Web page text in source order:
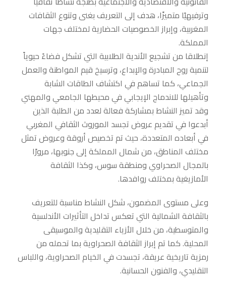
وترفيهيًا متميزًا، هدف إلى التعريف بغنى وتنوع الثقافات
المغربية، وإبراز الخصوصيات الحضارية لمختلف جهات
المملكة.
إنطلاقا من تشجيع الأندية الطلابية التي تشكل فضاءً حيوياً
لتنمية روح المبادرة والإبداع، وترسيخ قيم المواطنة والعمل
الجماعي، كما تساهم في اكتشاف الطاقات الشابة
وتأهيلها للاندماج الإيجابي في محيطها الجامعي والمهني
وقد تميز النشاط بمشاركة فعالة لعدد من الطلبة الذين
أبدعوا في تقديم عروض تجسد الموروث الثقافي المغربي
في أبعاده المتعددة، حيث تم تخصيص أروقة وعروض تمثل
مختلف المناطق، من شمال المملكة إلى جنوبها، مرورًا
بالمجال الصحراوي ومنطقة سوس، وكذا الثقافة
الأمازيغية بمختلف روافدها.
وعلى مستوى المضمون، شكل النشاط مناسبة للتعريف
بالثقافة الشمالية التي تعكس تداخل التأثيرات الأندلسية
والمتوسطية، من خلال الأزياء التقليدية والموسيقى
المحلية. كما تم إبراز الثقافة الصحراوية بما تحمله من
رمزية تاريخية عريقة، تجسدت في الخيام الصحراوية، واللباس
التقليدي، والفنون الحسانية.